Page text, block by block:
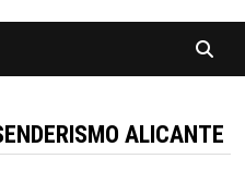
ALICANTE